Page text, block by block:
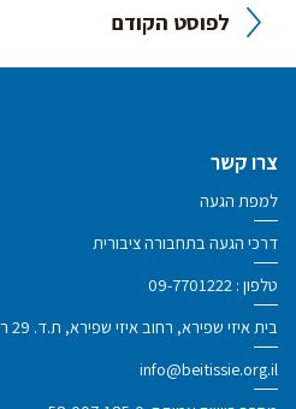
ניווטלפוסט הקודם
צרו קשר
למפת הגעה
דרכי הגעה בתחבורה ציבורית
טלפון : 09-7701222
בית איזי שפירא, רחוב איזי שפירא, ת.ד. 29 רעננה
info@beitissie.org.il